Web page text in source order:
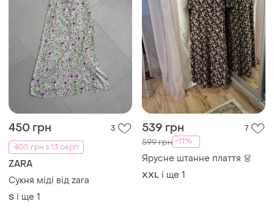
450 грн
3
405 грн з 13 серп
ZARA
Сукня міді від zara
S і ще 1
539 грн 7
599 грн -11%
Ярусне штанне плаття 👗
XXL і ще 1